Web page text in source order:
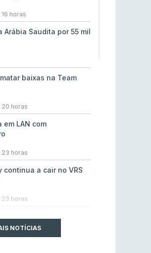
16 horas
Arábia Saudita por 55 mil
baixas na Team
20 horas
em LAN com
23 horas
continua a cair no VRS
23 horas
of Legends
NOTÍCIAS